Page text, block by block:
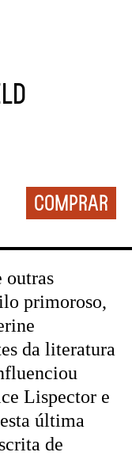
outras
primoroso,
da literatura
Lispector e
última
de